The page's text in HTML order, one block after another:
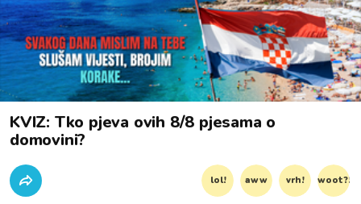
KVIZ: Tko pjeva ovih 8/8 pjesama o
domovini?
lol! aww vrh! woot?!